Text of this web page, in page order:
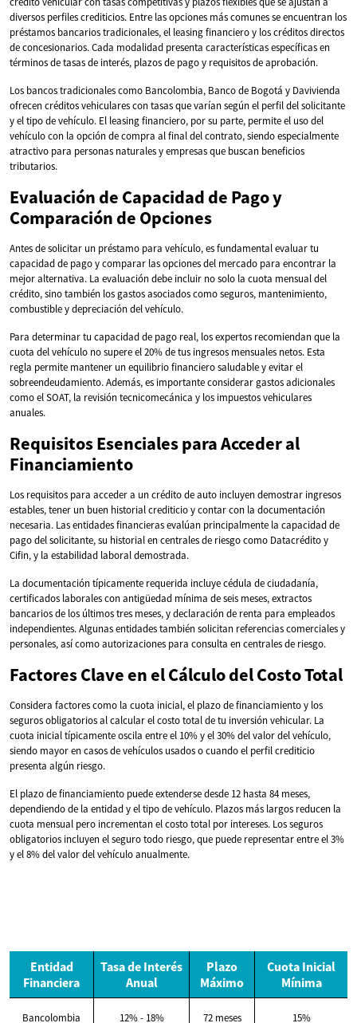
diversos perfiles crediticios. Entre las opciones más comunes se encuentran los
préstamos bancarios tradicionales, el leasing financiero y los créditos directos
de concesionarios. Cada modalidad presenta características específicas en
términos de tasas de interés, plazos de pago y requisitos de aprobación.
Los bancos tradicionales como Bancolombia, Banco de Bogotá y Davivienda
ofrecen créditos vehiculares con tasas que varían según el perfil del solicitante
y el tipo de vehículo. El leasing financiero, por su parte, permite el uso del
vehículo con la opción de compra al final del contrato, siendo especialmente
atractivo para personas naturales y empresas que buscan beneficios
tributarios.
Evaluación de Capacidad de Pago y
Comparación de Opciones
Antes de solicitar un préstamo para vehículo, es fundamental evaluar tu
capacidad de pago y comparar las opciones del mercado para encontrar la
mejor alternativa. La evaluación debe incluir no solo la cuota mensual del
crédito, sino también los gastos asociados como seguros, mantenimiento,
combustible y depreciación del vehículo.
Para determinar tu capacidad de pago real, los expertos recomiendan que la
cuota del vehículo no supere el 20% de tus ingresos mensuales netos. Esta
regla permite mantener un equilibrio financiero saludable y evitar el
sobreendeudamiento. Además, es importante considerar gastos adicionales
como el SOAT, la revisión tecnicomecánica y los impuestos vehiculares
anuales.
Requisitos Esenciales para Acceder al
Financiamiento
Los requisitos para acceder a un crédito de auto incluyen demostrar ingresos
estables, tener un buen historial crediticio y contar con la documentación
necesaria. Las entidades financieras evalúan principalmente la capacidad de
pago del solicitante, su historial en centrales de riesgo como Datacrédito y
Cifin, y la estabilidad laboral demostrada.
La documentación típicamente requerida incluye cédula de ciudadanía,
certificados laborales con antigüedad mínima de seis meses, extractos
bancarios de los últimos tres meses, y declaración de renta para empleados
independientes. Algunas entidades también solicitan referencias comerciales y
personales, así como autorizaciones para consulta en centrales de riesgo.
Factores Clave en el Cálculo del Costo Total
Considera factores como la cuota inicial, el plazo de financiamiento y los
seguros obligatorios al calcular el costo total de tu inversión vehicular. La
cuota inicial típicamente oscila entre el 10% y el 30% del valor del vehículo,
siendo mayor en casos de vehículos usados o cuando el perfil crediticio
presenta algún riesgo.
El plazo de financiamiento puede extenderse desde 12 hasta 84 meses,
dependiendo de la entidad y el tipo de vehículo. Plazos más largos reducen la
cuota mensual pero incrementan el costo total por intereses. Los seguros
obligatorios incluyen el seguro todo riesgo, que puede representar entre el 3%
y el 8% del valor del vehículo anualmente.
Entidad
Financiera
Tasa de Interés
Anual
Plazo
Máximo
Cuota Inicial
Mínima
Bancolombia 12% - 18% 72 meses 15%